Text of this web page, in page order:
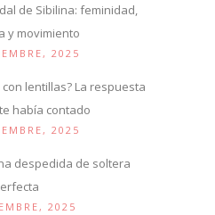
de Sibilina: feminidad,
y movimiento
2025
lentillas? La respuesta
había contado
2025
despedida de soltera
2025